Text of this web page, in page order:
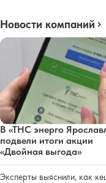
Новости компаний
В «ТНС энерго
подвели итоги акции
«Двойная выгода»
Эксперты выяснили, как